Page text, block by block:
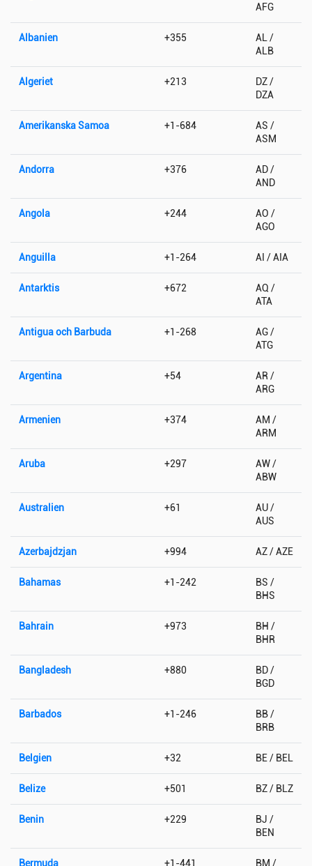
AFG
Albanien +355
AL /
ALB
Algeriet +213
DZ /
DZA
Amerikanska Samoa +1-684
AS /
ASM
Andorra +376
AD /
AND
Angola +244
AO /
AGO
Anguilla +1-264 AI / AIA
Antarktis +672
AQ /
ATA
Antigua och Barbuda +1-268
AG /
ATG
Argentina +54
AR /
ARG
Armenien +374
AM /
ARM
Aruba +297
AW /
ABW
Australien +61
AU /
AUS
Azerbajdzjan +994 AZ / AZE
Bahamas +1-242
BS /
BHS
Bahrain +973
BH /
BHR
Bangladesh +880
BD /
BGD
Barbados +1-246
BB /
BRB
Belgien +32 BE / BEL
Belize +501 BZ / BLZ
Benin +229
BJ /
BEN
Bermuda +1-441
BM /